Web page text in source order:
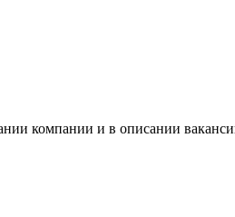
компании и в описании